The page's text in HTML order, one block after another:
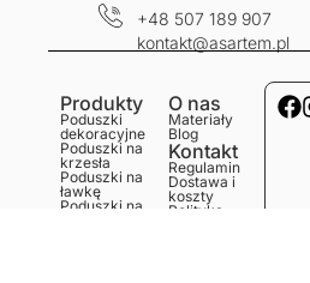
+48 507 189 907
kontakt@asartem.pl
Produkty
Poduszki
dekoracyjne
Poduszki na
krzesła
Poduszki na
ławkę
Poduszki na
O nas
Materiały
Blog
Kontakt
Regulamin
Dostawa i
koszty
Polityka